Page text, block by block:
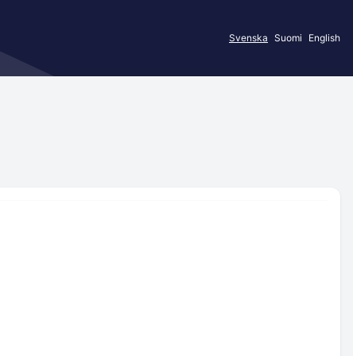
Svenska Suomi English